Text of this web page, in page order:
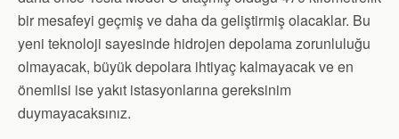
bir mesafeyi geçmiş ve daha da geliştirmiş olacaklar. Bu
yeni teknoloji sayesinde hidrojen depolama zorunluluğu
olmayacak, büyük depolara ihtiyaç kalmayacak ve en
önemlisi ise yakıt istasyonlarına gereksinim
duymayacaksınız.